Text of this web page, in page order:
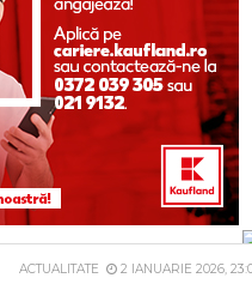
ACTUALITATE 2 IANUARIE 2026,